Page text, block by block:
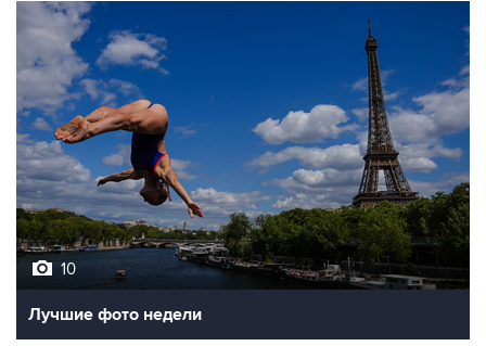
10
Лучшие фото недели